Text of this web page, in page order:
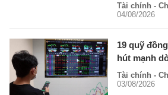
Tài chính -
04/08/2026
19 quỹ
hút mạnh
Tài chính -
03/08/2026